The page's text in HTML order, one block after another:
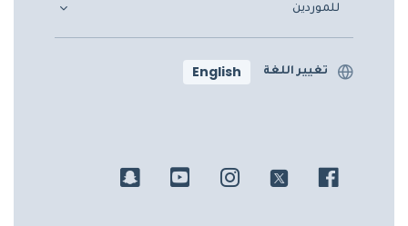
للموردين
تغيير اللغة English